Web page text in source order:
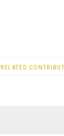
RELATED